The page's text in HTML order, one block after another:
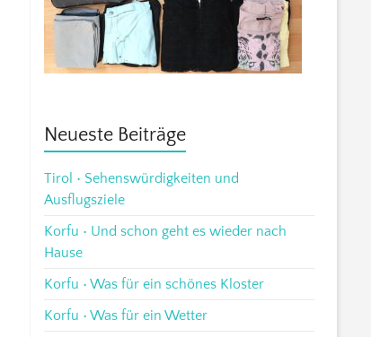
Neueste Beiträge
Tirol • Sehenswürdigkeiten und
Ausflugsziele
Korfu • Und schon geht es wieder nach
Hause
Korfu • Was für ein schönes Kloster
Korfu • Was für ein Wetter